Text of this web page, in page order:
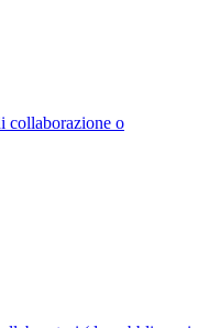
collaborazione o